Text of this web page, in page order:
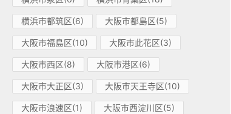
横浜市都筑区(6) 大阪市都島区(5)
大阪市福島区(10) 大阪市此花区(3)
大阪市西区(8) 大阪市港区(6)
大阪市大正区(3) 大阪市天王寺区(10)
大阪市浪速区(1) 大阪市西淀川区(5)